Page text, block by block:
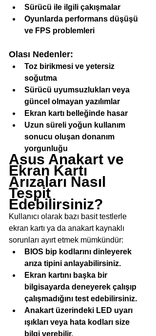
Sürücü ile ilgili çakışmalar
Oyunlarda performans düşüşü
ve FPS problemleri
Olası Nedenler:
Toz birikmesi ve yetersiz
soğutma
Sürücü uyumsuzlukları veya
güncel olmayan yazılımlar
Ekran kartı belleğinde hasar
Uzun süreli yoğun kullanım
sonucu oluşan donanım
yorgunluğu
Asus Anakart ve
Ekran Kartı
Arızaları Nasıl
Tespit
Edebilirsiniz?
Kullanıcı olarak bazı basit testlerle
ekran kartı ya da anakart kaynaklı
sorunları ayırt etmek mümkündür:
BIOS bip kodlarını dinleyerek
arıza tipini anlayabilirsiniz.
Ekran kartını başka bir
bilgisayarda deneyerek çalışıp
çalışmadığını test edebilirsiniz.
Anakart üzerindeki LED uyarı
ışıkları veya hata kodları size
bilgi verebilir.